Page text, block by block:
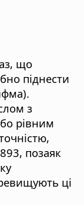
що
піднести
з
рівним
позаяк
ці